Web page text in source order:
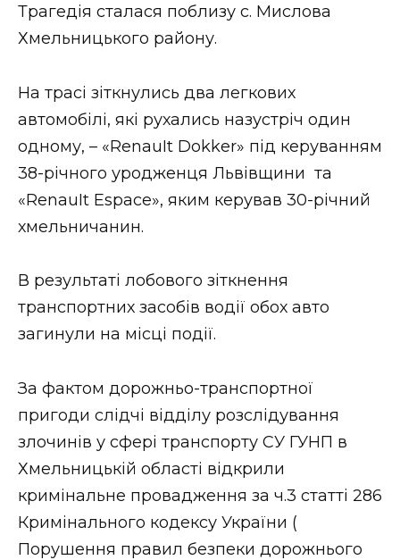
Втрачений Ужгород (відеоверсія)
ЗАКАРПАТСЬКІ НОВИНИ
НОВИНИ ЗАХІДНОЇ УКРАЇНИ
ВІДЕО
Трагедія сталася поблизу с. Мислова
Хмельницького району.
На трасі зіткнулись два легкових
автомобілі, які рухались назустріч один
одному, – «RenauIt Dokker» під керуванням
38-річного уродженця Львівщини та
«RenauIt Espace», яким керував 30-річний
хмельничанин.
В результаті лобового зіткнення
транспортних засобів водії обох авто
загинули на місці події.
За фактом дорожньо-транспортної
пригоди слідчі відділу розслідування
злочинів у сфері транспорту СУ ГУНП в
Хмельницькій області відкрили
кримінальне провадження за ч.3 статті 286
Кримінального кодексу України (
Порушення правил безпеки дорожнього